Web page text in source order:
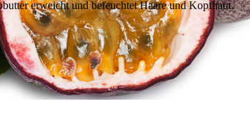
erweicht und befeuchtet Haare und Kopfhaut.